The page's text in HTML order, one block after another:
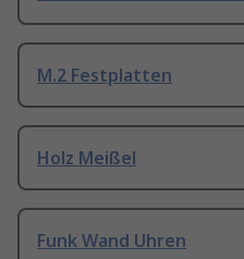
M.2 Festplatten
Holz Meißel
Funk Wand Uhren